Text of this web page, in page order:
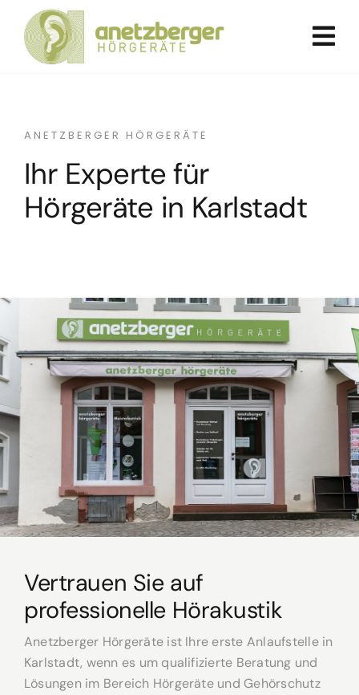
Inhalt
springen
ANETZBERGER HÖRGERÄTE
Ihr Experte für
Hörgeräte in Karlstadt
Vertrauen Sie auf
professionelle Hörakustik
Anetzberger Hörgeräte ist Ihre erste Anlaufstelle in
Karlstadt, wenn es um qualifizierte Beratung und
Lösungen im Bereich Hörgeräte und Gehörschutz